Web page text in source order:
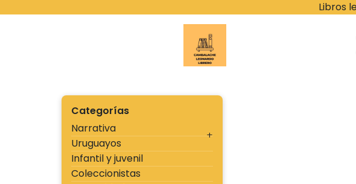
Libros
Categorías
Narrativa
Uruguayos
Infantil y juvenil
Coleccionistas